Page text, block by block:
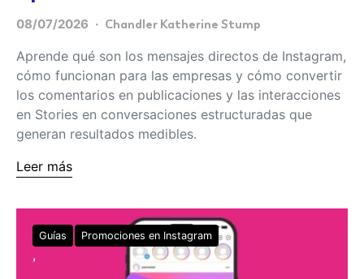
08/07/2026 Chandler Katherine Stump
Aprende qué son los mensajes directos de Instagram,
cómo funcionan para las empresas y cómo convertir
los comentarios en publicaciones y las interacciones
en Stories en conversaciones estructuradas que
generan resultados medibles.
Leer más
Guías Promociones en Instagram